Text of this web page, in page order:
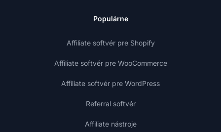
Populárne
Affiliate softvér pre Shopify
Affiliate softvér pre WooCommerce
Affiliate softvér pre WordPress
Referral softvér
Affiliate nástroje